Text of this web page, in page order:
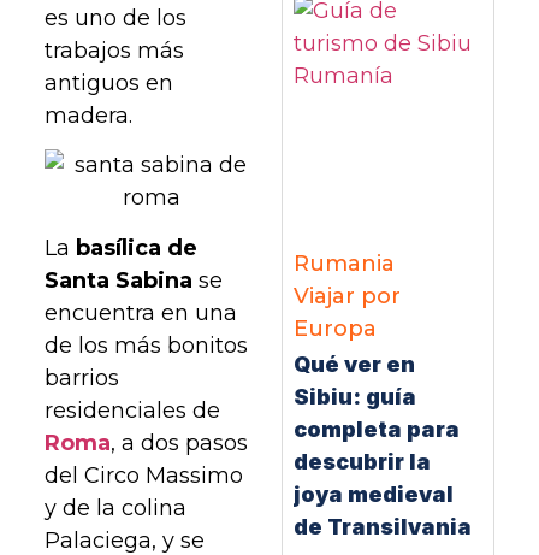
es uno de los
trabajos más
antiguos en
madera.
La basílica de
Santa Sabina se
encuentra en una
de los más bonitos
barrios
residenciales de
Roma, a dos pasos
del Circo Massimo
y de la colina
Palaciega, y se
Rumania
Viajar por
Europa
Qué ver en
Sibiu: guía
completa para
descubrir la
joya medieval
de Transilvania